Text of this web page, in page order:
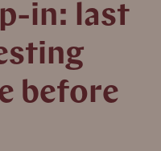
in: last
before